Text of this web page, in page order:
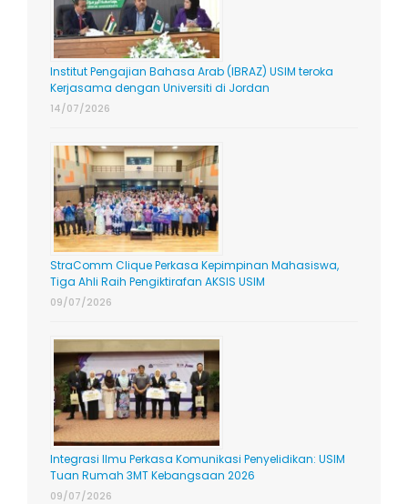
Institut Pengajian Bahasa Arab (IBRAZ) USIM teroka
Kerjasama dengan Universiti di Jordan
14/07/2026
StraComm Clique Perkasa Kepimpinan Mahasiswa,
Tiga Ahli Raih Pengiktirafan AKSIS USIM
09/07/2026
Integrasi Ilmu Perkasa Komunikasi Penyelidikan: USIM
Tuan Rumah 3MT Kebangsaan 2026
09/07/2026